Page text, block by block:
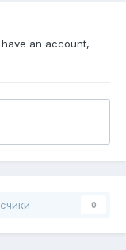
an account,
0